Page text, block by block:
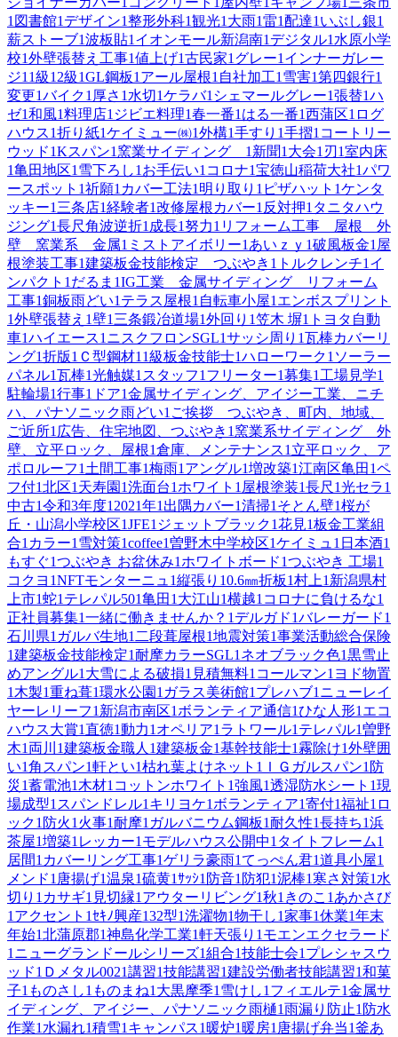
1 図書館1 デザイン1整形外科1観光1 大雨1雷1配達1 いぶし銀1
薪ストーブ1波板貼1 イオンモール新潟南1 デジタル1 水原小学
校1外壁張替え工事1値上げ1古民家1 グレー1 インナーガレー
ジ1 1級1 2級1GL鋼板1 アール屋根1 自社加工1 雪害1第四銀行1
変更1バイク1 厚さ 1 水切1ケラバ1 シェマールグレー1張替1ハ
ゼ1和風1料理店1 ジビエ料理1春一番1 はる一番1西蒲区1 ログ
ハウス1折り紙1ケイミュー㈱1外構1手すり 1手摺1 コートリー
ウッド1Kスパン1 窯業サイディング 1 新聞1 大会1 刃 1室内床
1亀田地区1 雪下ろし1 お手伝い1 コロナ1宝徳山稲荷大社1パワ
ースポット 1祈願1 カバー工法1 明り取り 1 ピザハット 1ケンタ
ッキー1 三条店1経験者1改修屋根カバー1 反対押1 タニタハウ
ジング1長尺角波逆折1 成長1努力1 リフォーム工事 屋根 外
壁 窯業系 金属1 ミストアイボリー1 あいｚｙ 1破風板金1 屋
根塗装工事1建築板金技能検定 つぶやき 1 トルクレンチ1 イ
ンパクト 1 だるま 1IG工業 金属サイディング リフォーム
工事1銅板雨どい1 テラス屋根1 自転車小屋1 エンボスプリント
1外壁張替え 1壁1 三条鍛冶道場1外回り 1笠木 塀1 トヨタ自動
車1ハイエース1 ニスクフロンSGL1サッシ周り 1瓦棒カバーリ
ング1折版1 Ｃ型鋼材1 1級板金技能士1ハローワーク1 ソーラー
パネル1瓦棒1光触媒1 スタッフ1 フリーター1募集1 工場見学1
駐輪場1行事1 ドア1金属サイディング、アイジー工業、ニチ
ハ、パナソニック雨どい1 ご挨拶 つぶやき、町内、地域、
ご近所1 広告、住宅地図、つぶやき 1 窯業系サイディング 外
壁、立平ロック、屋根1倉庫、メンテナンス1 立平ロック、ア
ポロルーフ1 土間工事1梅雨1 アングル1増改築1江南区亀田 1ペ
フ付1北区1 天寿園 1洗面台1 ホワイト 1 屋根塗装1長尺 1光セラ1
中古1令和3年度1 2021年1 出隅カバー1清掃1 そとん壁1桜が
丘・山潟小学校区1JFE1 ジェットブラック1花見1板金工業組
合1 カラー1 雪対策1coffee1曽野木中学校区1ケイミュ 1 日本酒1
もすぐ1つぶやき お盆休み1 ホワイトボード1つぶやき 工場1
コクヨ 1NFTモンターニュ 1縦張り 10.6㎜折板1村上1 新潟県村
上市1蛇1 テレパル501亀田 1 大江山1横越1 コロナに負けるな1
正社員募集1一緒に働きませんか？ 1 デルガド1バレーガード1
石川県1 ガルバ生地1 二段葺屋根1地震対策1事業活動総合保険
1建築板金技能検定1耐摩カラーSGL1 ネオブラック色1黒雪止
めアングル1 大雪による破損1 見積無料1 コールマン1 ヨド物置
1 木製1重ね葺1環水公園 1 ガラス美術館1 プレハブ1 ニューレイ
ヤーレリーフ1 新潟市南区1 ボランティア通信1ひな人形1 エコ
ハウス大賞1直徳1動力1 オペリア1 ラトワール1 テレパル1曽野
木1 両川 1建築板金職人 1建築板金1基幹技能士1 霧除け1外壁囲
い1角スパン1軒とい1枯れ葉よけネット 1 ＩＧガルスパン1 防
災1蓄電池1 木材1 コットンホワイト 1強風1透湿防水シート 1現
場成型1 スパンドレル1 キリヨケ1 ボランティア1寄付1福祉1 ロ
ック1 防火1 火事1耐摩1 ガルバニウム鋼板1耐久性1長持ち1浜
茶屋1増築1 レッカー1 モデルハウス公開中1 タイトフレーム1
居間1 カバーリング工事1ゲリラ豪雨1てっぺん君1道具小屋1
メンド1 唐揚げ1温泉1硫黄1ｻｯｼ1 防音1 防犯1泥棒1 寒さ対策1 水
切り 1 カサギ1 見切縁1 アウターリビング1秋1 きのこ 1 あかさび
1 アクセント 1ｾｷﾉ興産132型1洗濯物1物干し1家事1休業1年末
年始1北蒲原郡1神島化学工業1軒天張り 1 モエンエクセラード
1 ニューグランドールシリーズ1組合1技能士会1 プレシャスウ
ッド1 Ｄメタル0021講習1技能講習1建設労働者技能講習1和菓
子1 ものさし1 ものまね1 大黒摩季1 雪けし1 フィエルテ1金属サ
イディング、アイジー、パナソニック雨樋1雨漏り防止1 防水
作業1 水漏れ1積雪1 キャンパス1 暖炉1 暖房1 唐揚げ弁当1釜あ